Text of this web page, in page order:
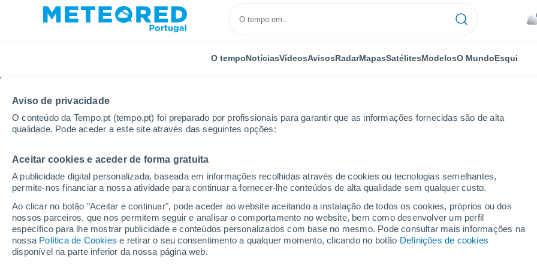
Aviso de privacidade
O conteúdo da Tempo.pt (tempo.pt) foi preparado por profissionais para garantir que as informações fornecidas são de alta
qualidade. Pode aceder a este site através das seguintes opções:
Aceitar cookies e aceder de forma gratuita
A publicidade digital personalizada, baseada em informações recolhidas através de cookies ou tecnologias semelhantes,
permite-nos financiar a nossa atividade para continuar a fornecer-lhe conteúdos de alta qualidade sem qualquer custo.
Ao clicar no botão "Aceitar e continuar", pode aceder ao website aceitando a instalação de todos os cookies, próprios ou dos
nossos parceiros, que nos permitem seguir e analisar o comportamento no website, bem como desenvolver um perfil
específico para lhe mostrar publicidade e conteúdos personalizados com base no mesmo. Pode consultar mais informações na
nossa Política de Cookies e retirar o seu consentimento a qualquer momento, clicando no botão Definições de cookies
disponível na parte inferior da nossa página web.
O tempoNotíciasVídeosAvisosRadarMapasSatélitesModelosO MundoEsqui
Início Brasil Minas Gerais São Fernando
Tempo para São Fernando 8 - 14 dias
22:47 Quinta ...
Por horas